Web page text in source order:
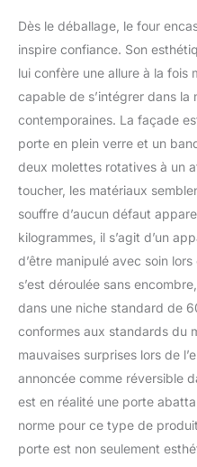
Dès le déballage, le four
inspire confiance. Son
lui confère une allure à la fois
capable de s’intégrer dans la
contemporaines. La façade
porte en plein verre et un
deux molettes rotatives à un
toucher, les matériaux
souffre d’aucun défaut
kilogrammes, il s’agit d’un
d’être manipulé avec soin
s’est déroulée sans
dans une niche standard de
conformes aux standards du
mauvaises surprises lors de
annoncée comme réversible
est en réalité une porte
norme pour ce type de
porte est non seulement